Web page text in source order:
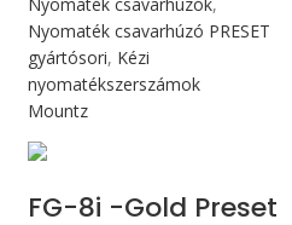
Nyomaték csavarhúzó PRESET
gyártósori, Kézi
nyomatékszerszámok
Mountz
FG-8i -Gold Preset